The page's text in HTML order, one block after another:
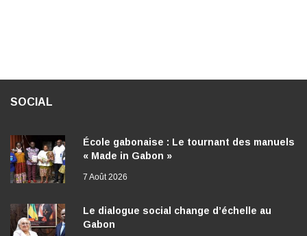
SOCIAL
École gabonaise : Le tournant des manuels
« Made in Gabon »
7 Août 2026
Le dialogue social change d’échelle au
Gabon